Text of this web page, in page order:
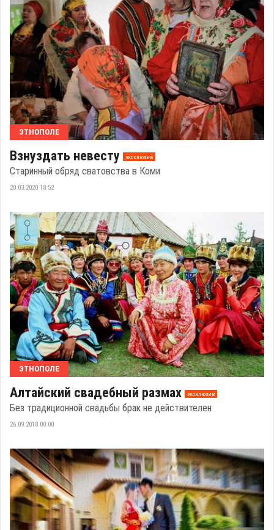
ЭТНОПОЛЕ
Взнуздать невесту эксклюзив
Старинный обряд сватовства в Коми
20.03.2020 18:52
ЭТНОПОЛЕ
Алтайский свадебный размах эксклюзив
Без традиционной свадьбы брак не действителен
26.09.2018 00:00